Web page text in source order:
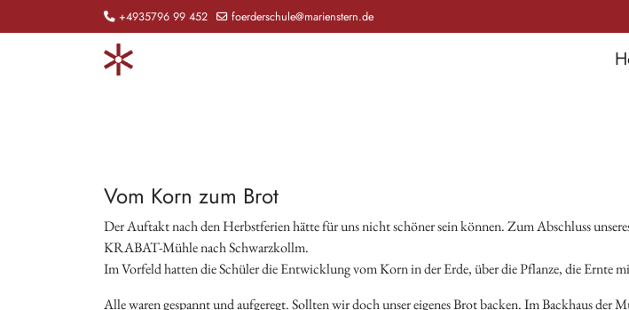
+4935796 99 452 foerderschule@marienstern.de
Vom Korn zum Brot
Der Auftakt nach den Herbstferien hätte für uns nicht schöner sein können. Zum Abschluss
KRABAT-Mühle nach Schwarzkollm.
Im Vorfeld hatten die Schüler die Entwicklung vom Korn in der Erde, über die Pflanze, die Ernte
Alle waren gespannt und aufgeregt. Sollten wir doch unser eigenes Brot backen. Im Backhaus